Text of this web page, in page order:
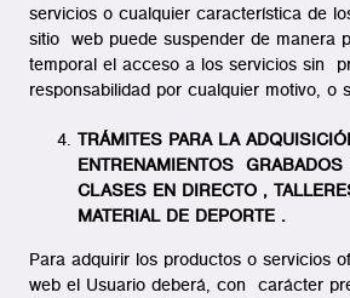
servicios o cualquier característica de
sitio web puede suspender de manera
temporal el acceso a los servicios sin
responsabilidad por cualquier motivo, o
TRÁMITES PARA LA
ENTRENAMIENTOS GRABADOS
CLASES EN DIRECTO ,
MATERIAL DE DEPORTE .
Para adquirir los productos o servicios
web el Usuario deberá, con carácter